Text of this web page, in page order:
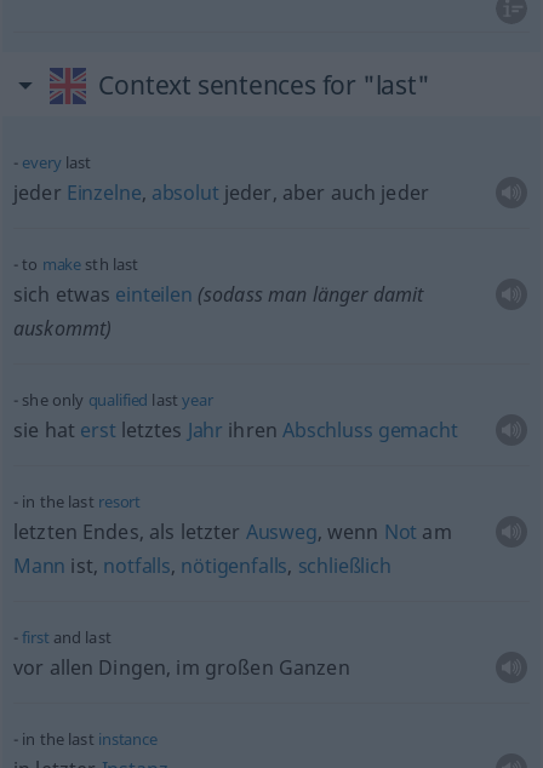
Context sentences for "last"
everylast
jeder Einzelne, absolut jeder, aber auch jeder
to make sth last
sich etwas einteilen (sodass man länger damit
auskommt)
she only qualified lastyear
sie hat erst letztes Jahr ihrenAbschluss gemacht
in the last resort
letzten Endes, als letzter Ausweg, wenn Not am
Mann ist, notfalls, nötigenfalls, schließlich
first and last
vor allen Dingen, im großen Ganzen
in the last instance